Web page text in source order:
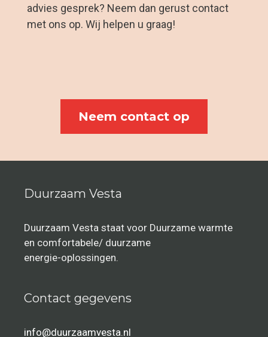
advies gesprek? Neem dan gerust contact
met ons op. Wij helpen u graag!
Neem contact op
Duurzaam Vesta
Duurzaam Vesta staat voor Duurzame warmte
en comfortabele/ duurzame
energie-oplossingen.
Contact gegevens
info@duurzaamvesta.nl